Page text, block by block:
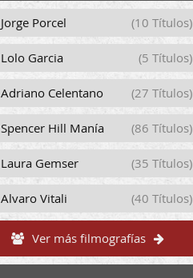
Jorge Porcel (10 Títulos)
Lolo Garcia (5 Títulos)
Adriano Celentano (27 Títulos)
Spencer Hill Manía (86 Títulos)
Laura Gemser (35 Títulos)
Alvaro Vitali (40 Títulos)
Ver más filmografías